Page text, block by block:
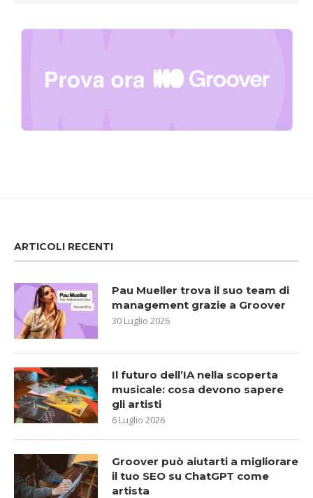
ARTICOLI RECENTI
Pau Mueller trova il suo team di
management grazie a Groover
30 Luglio 2026
Il futuro dell’IA nella scoperta
musicale: cosa devono sapere
gli artisti
6 Luglio 2026
Groover può aiutarti a migliorare
il tuo SEO su ChatGPT come
artista